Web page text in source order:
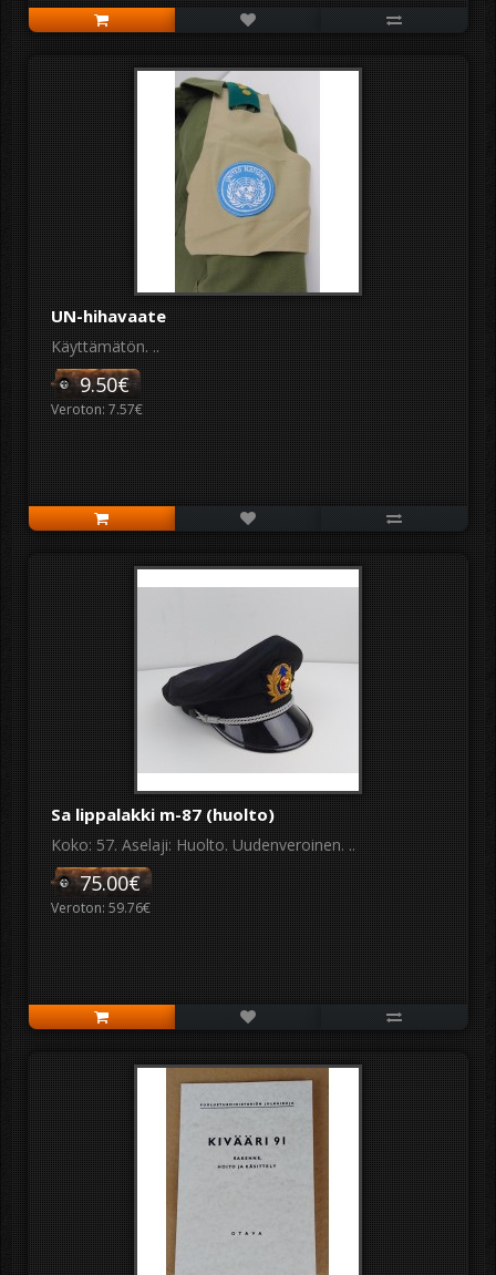
UN-hihavaate
Käyttämätön. ..
9.50€
Veroton: 7.57€
Sa lippalakki m-87 (huolto)
Koko: 57. Aselaji: Huolto. Uudenveroinen. ..
75.00€
Veroton: 59.76€